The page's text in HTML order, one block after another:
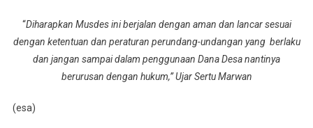
“Diharapkan Musdes ini berjalan dengan aman dan lancar sesuai
dengan ketentuan dan peraturan perundang-undangan yang berlaku
dan jangan sampai dalam penggunaan Dana Desa nantinya
berurusan dengan hukum,” Ujar Sertu Marwan
(esa)